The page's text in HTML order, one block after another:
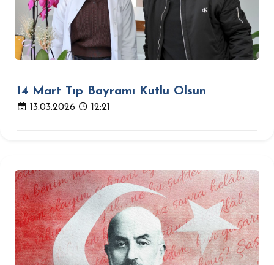
14 Mart Tıp Bayramı Kutlu Olsun
13.03.2026 12:21